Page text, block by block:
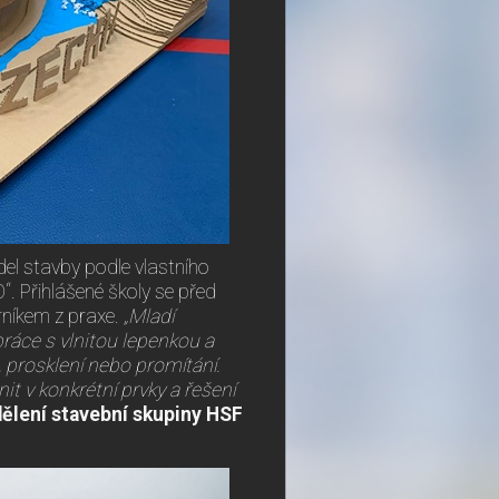
stavby podle vlastního
Přihlášené školy se před
z praxe. „Mladí
s vlnitou lepenkou a
nebo promítání.
v konkrétní prvky a řešení
stavební skupiny HSF